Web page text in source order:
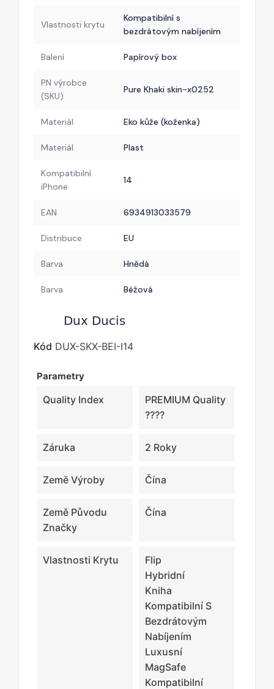
Vlastnosti krytu
Kompatibilní s
bezdrátovým nabíjením
Balení Papírový box
PN výrobce
(SKU)
Pure Khaki skin-x0252
Materiál Eko kůže (koženka)
Materiál Plast
Kompatibilní
iPhone
14
EAN 6934913033579
Distribuce EU
Barva Hnědá
Barva Béžová
Kód DUX-SKX-BEI-I14
Parametry
Quality Index
PREMIUM Quality
????
Záruka 2 Roky
Země Výroby Čína
Země Původu
Značky
Čína
Vlastnosti Krytu
Flip
Hybridní
Kniha
Kompatibilní S
Bezdrátovým
Nabíjením
Luxusní
MagSafe
Kompatibilní